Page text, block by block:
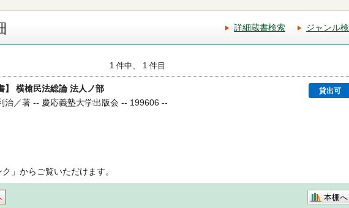
詳細蔵書検索 ジャンル
1 件中、 1 件目
】 横槍民法総論 法人ノ部 貸出可
治／著 -- 慶応義塾大学出版会 -- 199606 --
」からご覧いただけます。
本棚へ